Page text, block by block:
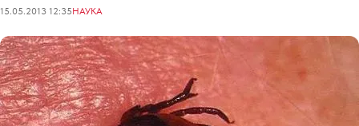
15.05.2013 12:35НАУКА